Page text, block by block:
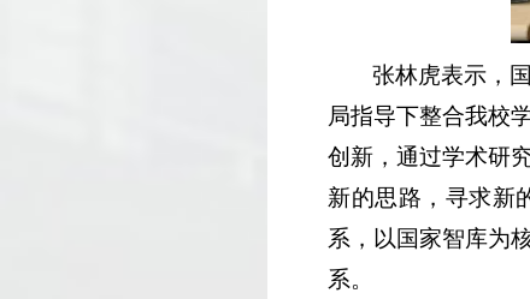
张林虎表示，
局指导下整合我校
创新，通过学术研
新的思路，寻求新
系，以国家智库为
系。